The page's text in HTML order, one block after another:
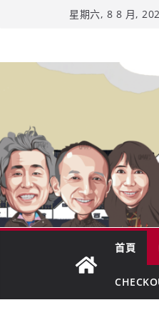
星期六, 8 8 月,
首頁